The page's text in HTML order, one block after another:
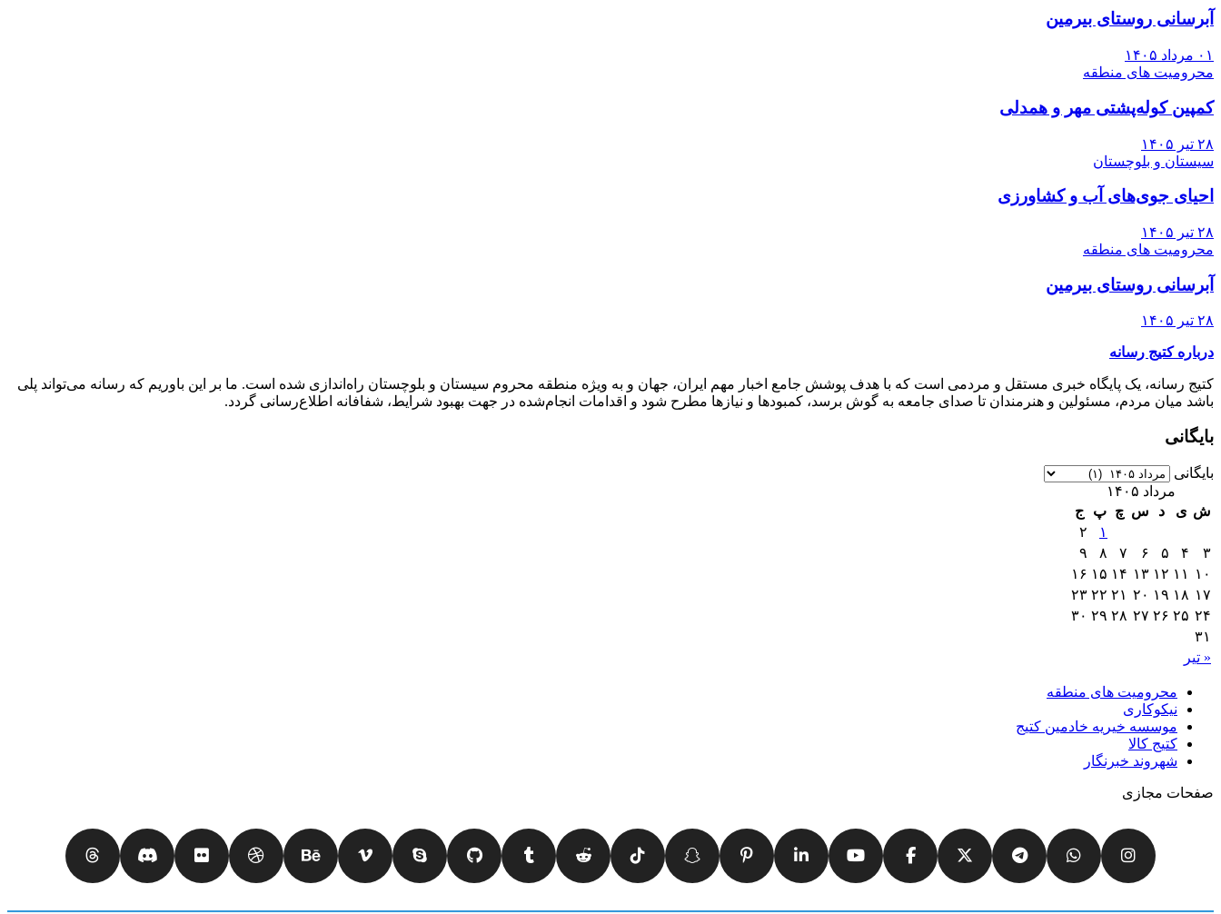
آبرسانی روستای بیرمین
۰۱ مرداد ۱۴۰۵
محرومیت های منطقه
کمپین کوله‌پشتی مهر و همدلی
۲۸ تیر ۱۴۰۵
سیستان و بلوچستان
احیای جوی‌های آب و کشاورزی
۲۸ تیر ۱۴۰۵
محرومیت های منطقه
آبرسانی روستای بیرمین
۲۸ تیر ۱۴۰۵
درباره کتیج رسانه
کتیج رسانه، یک پایگاه خبری مستقل و مردمی است که با هدف پوشش جامع اخبار مهم ایران، جهان و به ویژه منطقه محروم سیستان و بلوچستان راه‌اندازی شده است. ما بر این باوریم که رسانه می‌تواند پلی
باشد میان مردم، مسئولین و هنرمندان تا صدای جامعه به گوش برسد، کمبودها و نیازها مطرح شود و اقدامات انجام‌شده در جهت بهبود شرایط، شفافانه اطلاع‌رسانی گردد.
بایگانی
بایگانی
مرداد ۱۴۰۵
ش ی د س چ پ ج
« تیر
۱
۲
۳
۴ ۵ ۶ ۷ ۸
۹
۱۰
۱۱ ۱۲ ۱۳ ۱۴ ۱۵ ۱۶
۱۷ ۱۸ ۱۹ ۲۰ ۲۱ ۲۲ ۲۳
۲۴ ۲۵ ۲۶ ۲۷ ۲۸ ۲۹ ۳۰
۳۱
محرومیت های منطقه
نیکوکاری
موسسه خیریه خادمین کتیج
کتیج کالا
شهروند خبرنگار
صفحات مجازی